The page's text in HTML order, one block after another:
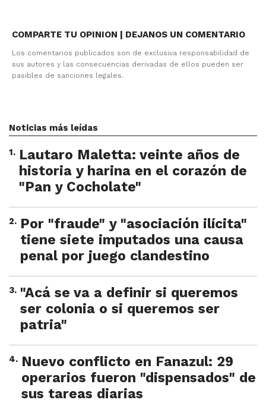
COMPARTE TU OPINION | DEJANOS UN COMENTARIO
Los comentarios publicados son de exclusiva responsabilidad de
sus autores y las consecuencias derivadas de ellos pueden ser
pasibles de sanciones legales.
Noticias más leídas
1. Lautaro Maletta: veinte años de
historia y harina en el corazón de
"Pan y Cocholate"
2. Por "fraude" y "asociación ilícita"
tiene siete imputados una causa
penal por juego clandestino
3. "Acá se va a definir si queremos
ser colonia o si queremos ser
patria"
4. Nuevo conflicto en Fanazul: 29
operarios fueron "dispensados" de
sus tareas diarias